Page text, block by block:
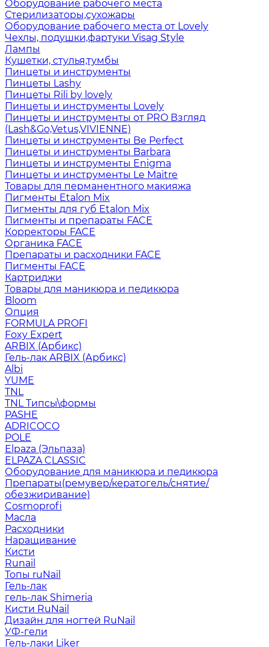
Оборудование рабочего места
Стерилизаторы,сухожары
Оборудование рабочего места от Lovely
Чехлы, подушки,фартуки Visag Style
Лампы
Кушетки, стулья,тумбы
Пинцеты и инструменты
Пинцеты Lashy
Пинцеты Rili by lovely
Пинцеты и инструменты Lovely
Пинцеты и инструменты от PRO Взгляд
(Lash&Go,Vetus,VIVIENNE)
Пинцеты и инструменты Be Perfect
Пинцеты и инструменты Barbara
Пинцеты и инструменты Enigma
Пинцеты и инструменты Le Maitre
Товары для перманентного макияжа
Пигменты Etalon Mix
Пигменты для губ Etalon Mix
Пигменты и препараты FACE
Корректоры FACE
Органика FACE
Препараты и расходники FACE
Пигменты FACE
Картриджи
Товары для маникюра и педикюра
Bloom
Опция
FORMULA PROFI
Foxy Expert
ARBIX (Арбикс)
Гель-лак ARBIX (Арбикс)
Albi
YUME
TNL
TNL Типсы\формы
PASHE
ADRICOCO
POLE
Elpaza (Эльпаза)
ELPAZA CLASSIC
Оборудование для маникюра и педикюра
Препараты(ремувер/кератогель/снятие/
обезжиривание)
Cosmoprofi
Масла
Расходники
Наращивание
Кисти
Runail
Топы ruNail
Гель-лак
гель-лак Shimeria
Кисти RuNail
Дизайн для ногтей RuNail
УФ-гели
Гель-лаки Liker